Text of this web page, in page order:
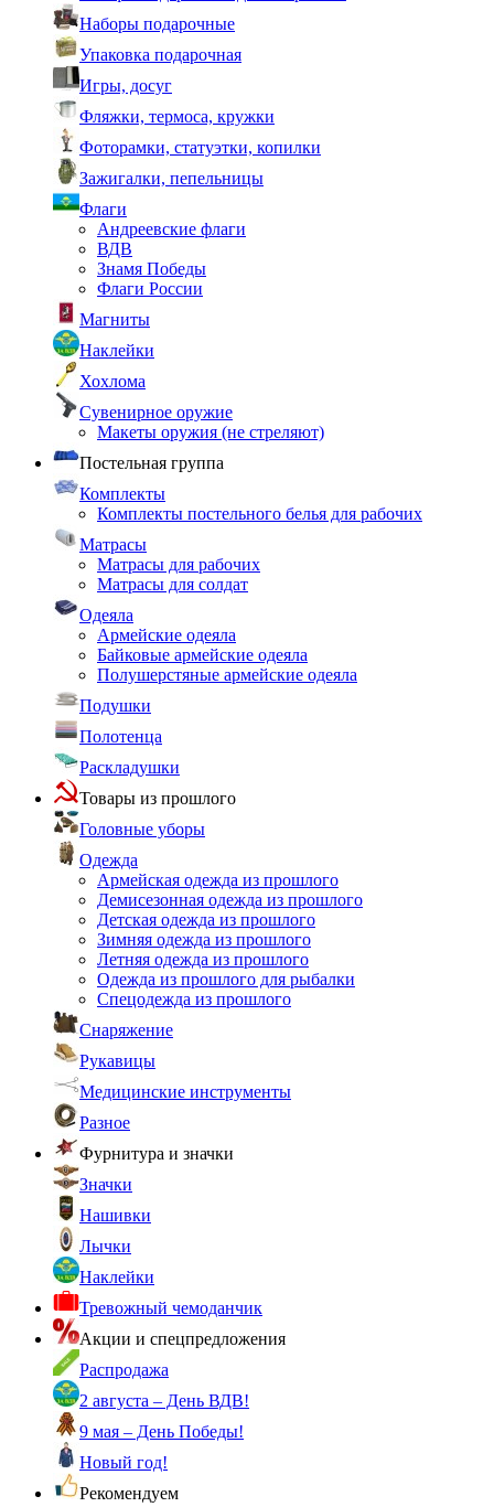
Наборы подарочные
Упаковка подарочная
Игры, досуг
Фляжки, термоса, кружки
Фоторамки, статуэтки, копилки
Зажигалки, пепельницы
Флаги
Андреевские флаги
ВДВ
Знамя Победы
Флаги России
Магниты
Наклейки
Хохлома
Сувенирное оружие
Макеты оружия (не стреляют)
Постельная группа
Комплекты
Комплекты постельного белья для рабочих
Матрасы
Матрасы для рабочих
Матрасы для солдат
Одеяла
Армейские одеяла
Байковые армейские одеяла
Полушерстяные армейские одеяла
Подушки
Полотенца
Раскладушки
Товары из прошлого
Головные уборы
Одежда
Армейская одежда из прошлого
Демисезонная одежда из прошлого
Детская одежда из прошлого
Зимняя одежда из прошлого
Летняя одежда из прошлого
Одежда из прошлого для рыбалки
Спецодежда из прошлого
Снаряжение
Рукавицы
Медицинские инструменты
Разное
Фурнитура и значки
Значки
Нашивки
Лычки
Наклейки
Тревожный чемоданчик
Акции и спецпредложения
Распродажа
2 августа – День ВДВ!
9 мая – День Победы!
Новый год!
Рекомендуем